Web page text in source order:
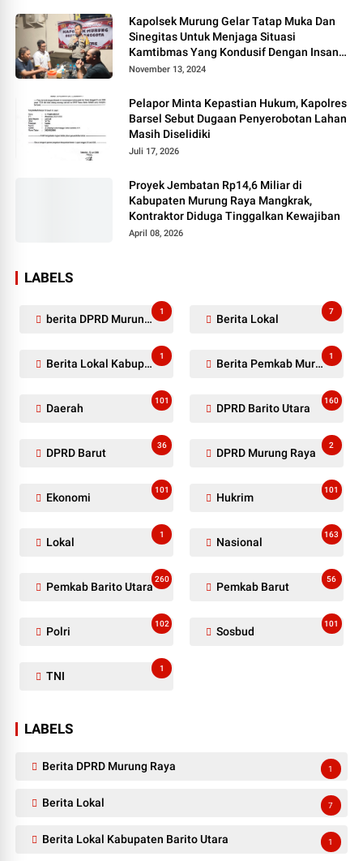
Kapolsek Murung Gelar Tatap Muka Dan
Sinegitas Untuk Menjaga Situasi
Kamtibmas Yang Kondusif Dengan Insan
Pers
November 13, 2024
Pelapor Minta Kepastian Hukum, Kapolres
Barsel Sebut Dugaan Penyerobotan Lahan
Masih Diselidiki
Juli 17, 2026
Proyek Jembatan Rp14,6 Miliar di
Kabupaten Murung Raya Mangkrak,
Kontraktor Diduga Tinggalkan Kewajiban
April 08, 2026
LABELS
berita DPRD Murung Raya
1
Berita Lokal
7
Berita Lokal Kabupaten Barito Utara
1
Berita Pemkab Murung Raya
1
Daerah
101
DPRD Barito Utara
160
DPRD Barut
36
DPRD Murung Raya
2
Ekonomi
101
Hukrim
101
Lokal
1
Nasional
163
Pemkab Barito Utara
260
Pemkab Barut
56
Polri
102
Sosbud
101
TNI
1
LABELS
Berita DPRD Murung Raya 1
Berita Lokal 7
Berita Lokal Kabupaten Barito Utara 1